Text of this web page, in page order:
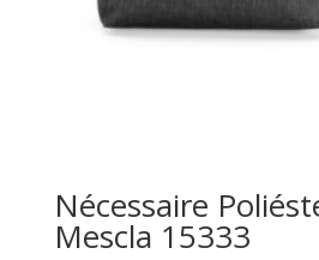
Nécessaire
Mescla 15333